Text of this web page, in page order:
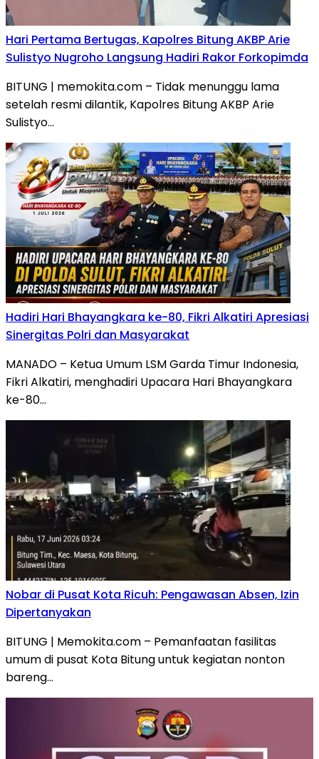
Hari Pertama Bertugas, Kapolres Bitung AKBP Arie
Sulistyo Nugroho Langsung Hadiri Rakor Forkopimda
BITUNG | memokita.com – Tidak menunggu lama
setelah resmi dilantik, Kapolres Bitung AKBP Arie
Sulistyo…
Hadiri Hari Bhayangkara ke-80, Fikri Alkatiri Apresiasi
Sinergitas Polri dan Masyarakat
MANADO – Ketua Umum LSM Garda Timur Indonesia,
Fikri Alkatiri, menghadiri Upacara Hari Bhayangkara
ke-80…
Nobar di Pusat Kota Ricuh: Pengawasan Absen, Izin
Dipertanyakan
BITUNG | Memokita.com – Pemanfaatan fasilitas
umum di pusat Kota Bitung untuk kegiatan nonton
bareng…